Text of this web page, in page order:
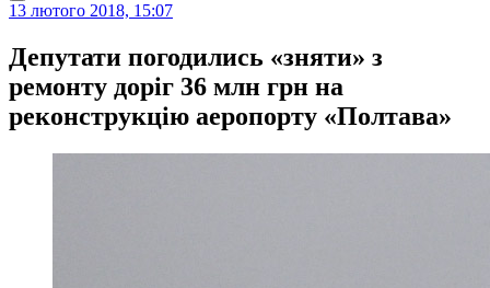
13 лютого 2018, 15:07
Депутати погодились «зняти» з
ремонту доріг 36 млн грн на
реконструкцію аеропорту «Полтава»